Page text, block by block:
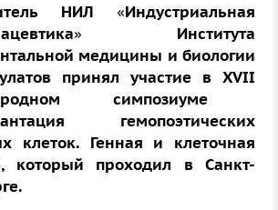
НИЛ «Индустриальная
»
Института
медицины и биологии
принял участие в XVII
симпозиуме
гемопоэтических
клеток. Генная и клеточная
который проходил в Санкт-